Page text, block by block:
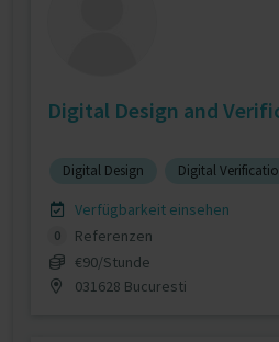
Digital Design and
Digital Design Digital
Verfügbarkeit einsehen
0
Referenzen
€90/Stunde
031628 Bucuresti